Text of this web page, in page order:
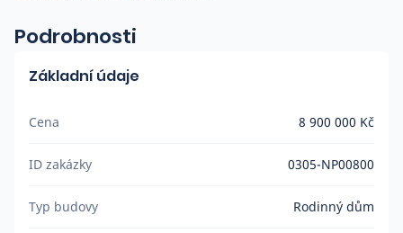
Podrobnosti
Základní údaje
Cena 8 900 000 Kč
ID zakázky 0305-NP00800
Typ budovy Rodinný dům